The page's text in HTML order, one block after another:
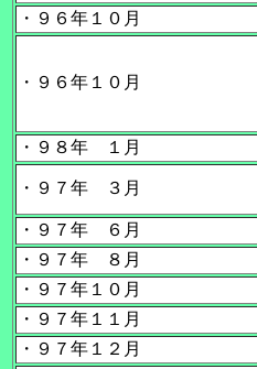
・９６年１０月
・９６年１０月
・９８年 １月
・９７年 ３月
・９７年 ６月
・９７年 ８月
・９７年１０月
・９７年１１月
・９７年１２月